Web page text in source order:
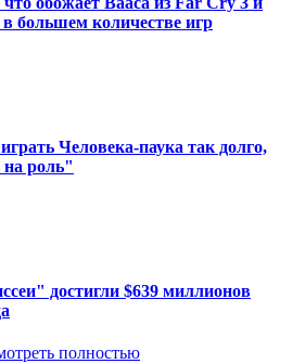
большем количестве игр
Человека-паука так долго,
на роль"
достигли $639 миллионов
полностью